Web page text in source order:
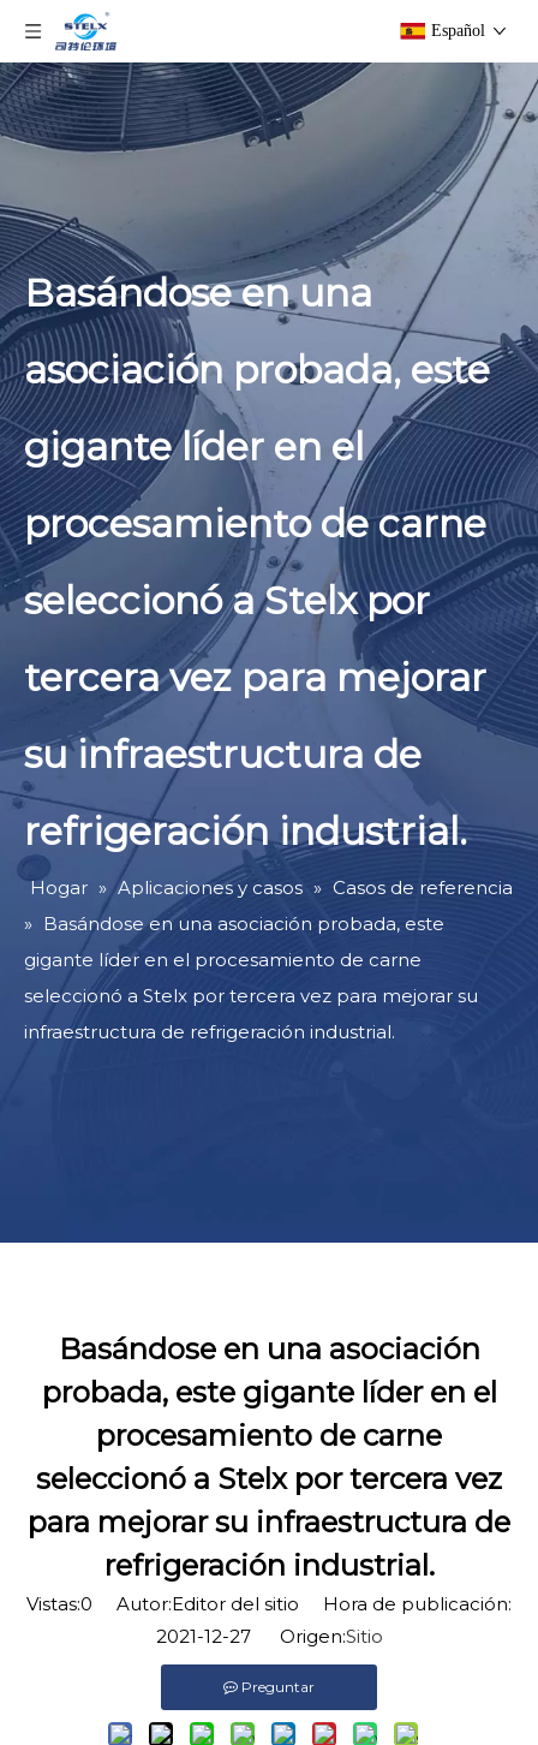
Español
Basándose en una
asociación probada, este
gigante líder en el
procesamiento de carne
seleccionó a Stelx por
tercera vez para mejorar
su infraestructura de
refrigeración industrial.
Hogar » Aplicaciones y casos » Casos de referencia
» Basándose en una asociación probada, este
gigante líder en el procesamiento de carne
seleccionó a Stelx por tercera vez para mejorar su
infraestructura de refrigeración industrial.
Basándose en una asociación
probada, este gigante líder en el
procesamiento de carne
seleccionó a Stelx por tercera vez
para mejorar su infraestructura de
refrigeración industrial.
Vistas:0 Autor:Editor del sitio Hora de publicación:
2021-12-27 Origen:Sitio
Preguntar